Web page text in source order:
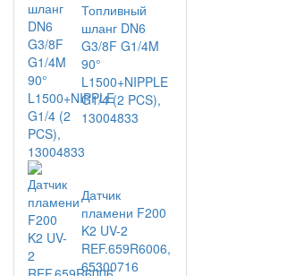
Топливный
шланг DN6
G3/8F G1/4M
90°
L1500+NIPPLE
G1/4 (2 PCS),
13004833
Датчик
пламени F200
K2 UV-2
REF.659R6006,
65300716